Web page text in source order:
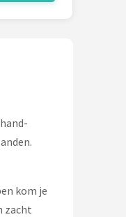
kom je
zacht